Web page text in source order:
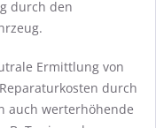
durch den
Ermittlung von
durch
auch werterhöhende